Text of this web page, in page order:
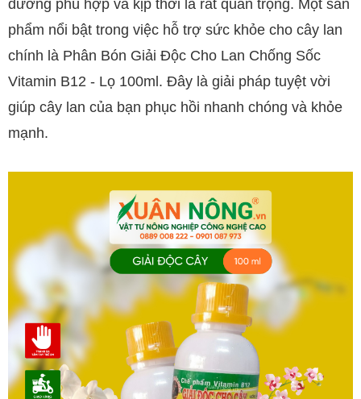
dưỡng phù hợp và kịp thời là rất quan trọng. Một sản
phẩm nổi bật trong việc hỗ trợ sức khỏe cho cây lan
chính là Phân Bón Giải Độc Cho Lan Chống Sốc
Vitamin B12 - Lọ 100ml. Đây là giải pháp tuyệt vời
giúp cây lan của bạn phục hồi nhanh chóng và khỏe
mạnh.